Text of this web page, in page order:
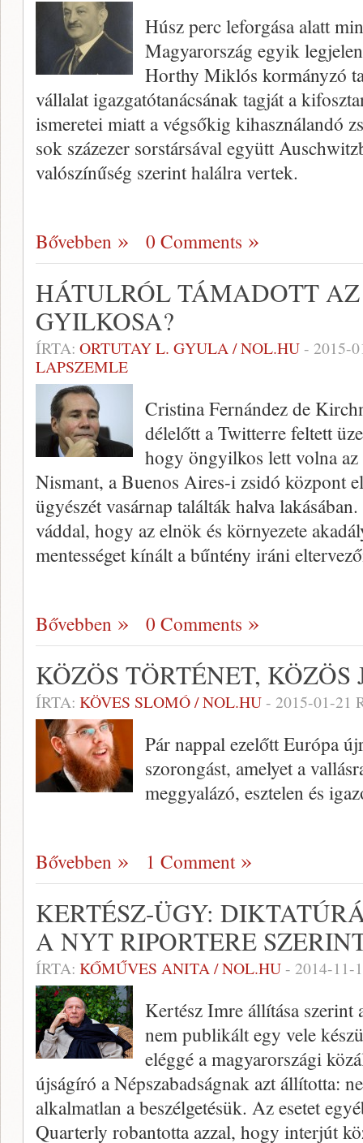
Húsz perc leforgása alatt
Magyarország egyik
Horthy Miklós kormányzó
vállalat igazgatótanácsának tagját a
ismeretei miatt a végsőkig kihasználandó
sok százezer sorstársával együtt
valószínűség szerint halálra vertek.
Bővebben 0 Comments
HÁTULRÓL TÁMADOTT
GYILKOSA?
ÍRTA: ORTUTAY L. GYULA / NOL.HU- 2015-
LAPSZEMLE
Cristina Fernández de
délelőtt a Twitterre feltett
hogy öngyilkos lett volna
Nismant, a Buenos Aires-i zsidó központ
ügyészét vasárnap találták halva
váddal, hogy az elnök és környezete
mentességet kínált a bűntény iráni
Bővebben 0 Comments
KÖZÖS TÖRTÉNET, KÖZÖS
ÍRTA: KÖVES SLOMÓ / NOL.HU- 2015-01-21
Pár nappal ezelőtt Európa
szorongást, amelyet a
meggyalázó, esztelen és
Bővebben 1 Comment
KERTÉSZ-ÜGY:
A NYT RIPORTERE
ÍRTA: KŐMŰVES ANITA / NOL.HU- 2014-11-
Kertész Imre állítása
nem publikált egy vele
eléggé a magyarországi
újságíró a Népszabadságnak azt állította:
alkalmatlan a beszélgetésük. Az esetet
Quarterly robantotta azzal, hogy interjút